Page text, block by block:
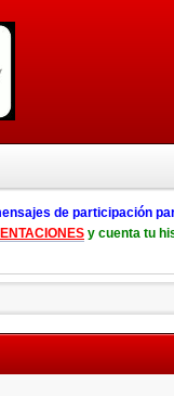
de participación
y cuenta tu